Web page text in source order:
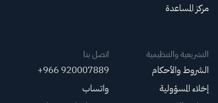
مركز المساعدة
التشريعية والتنظيمية
الشروط والأحكام
إخلاء المسؤولية
اتصل بنا
+966 920007889
واتساب